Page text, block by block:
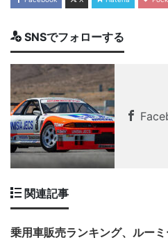
SNSでフォローする
関連記事
乗用車販売ランキング、ルー